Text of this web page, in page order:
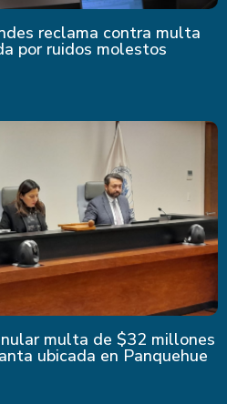
reclama contra multa
por ruidos molestos
multa de $32 millones
ubicada en Panquehue